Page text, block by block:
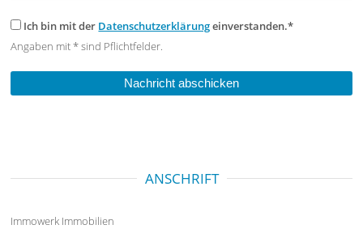
Ich bin mit der Datenschutzerklärungeinverstanden.*
Angaben mit * sind Pflichtfelder.
ANSCHRIFT
Immowerk Immobilien